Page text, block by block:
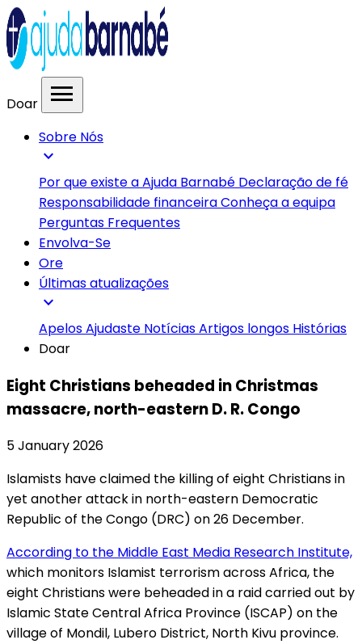
Doar menu
Sobre Nós
expand_more
Por que existe a Ajuda Barnabé Declaração de fé
Responsabilidade financeiraConheça a equipa
Perguntas Frequentes
Envolva-Se
Ore
Últimas atualizações
expand_more
ApelosAjudaste NotíciasArtigos longos Histórias
Doar
Eight Christians beheaded in Christmas
massacre, north-eastern D. R. Congo
5 January 2026
Islamists have claimed the killing of eight Christians in
yet another attack in north-eastern Democratic
Republic of the Congo (DRC) on 26 December.
According to the Middle East Media Research Institute,
which monitors Islamist terrorism across Africa, the
eight Christians were beheaded in a raid carried out by
Islamic State Central Africa Province (ISCAP) on the
village of Mondil, Lubero District, North Kivu province.